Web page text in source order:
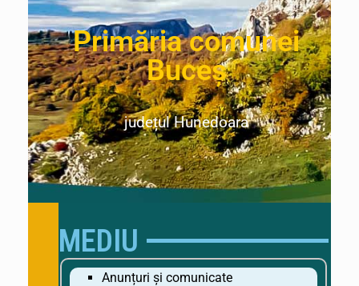
Primăria comunei
Buceș
județul Hunedoara
MEDIU
Anunțuri și comunicate